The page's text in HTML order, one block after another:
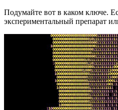
Подумайте вот в каком ключе.
экспериментальный препарат